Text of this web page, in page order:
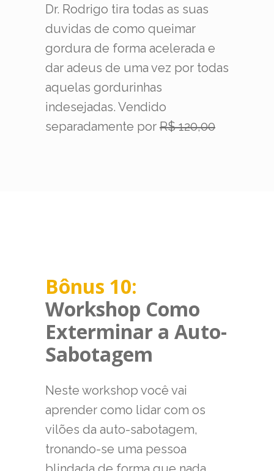
Dr. Rodrigo tira todas as suas
duvidas de como queimar
gordura de forma acelerada e
dar adeus de uma vez por todas
aquelas gordurinhas
indesejadas. Vendido
separadamente por R$ 120,00
Bônus 10:
Workshop Como
Exterminar a Auto-
Sabotagem
Neste workshop você vai
aprender como lidar com os
vilões da auto-sabotagem,
tronando-se uma pessoa